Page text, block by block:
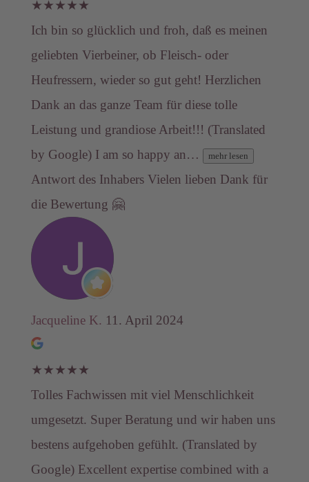
★★★★★
Ich bin so glücklich und froh, daß es meinen
geliebten Vierbeiner, ob Fleisch- oder
Heufressern, wieder so gut geht! Herzlichen
Dank an das ganze Team für diese tolle
Leistung und grandiose Arbeit!!! (Translated
by Google) I am so happy an…
mehr lesen
Antwort des Inhabers Vielen lieben Dank für
die Bewertung 🤗
Jacqueline K. 11. April 2024
★★★★★
Tolles Fachwissen mit viel Menschlichkeit
umgesetzt. Super Beratung und wir haben uns
bestens aufgehoben gefühlt. (Translated by
Google) Excellent expertise combined with a